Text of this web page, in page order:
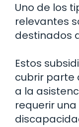
Uno de los
relevantes
destinados
Estos
cubrir parte
a la
requerir